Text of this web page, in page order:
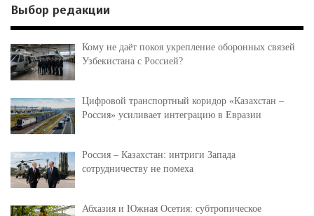
Выбор редакции
Кому не даёт покоя укрепление оборонных связей
Узбекистана с Россией?
Цифровой транспортный коридор «Казахстан –
Россия» усиливает интеграцию в Евразии
Россия – Казахстан: интриги Запада
сотрудничеству не помеха
Абхазия и Южная Осетия: субтропическое